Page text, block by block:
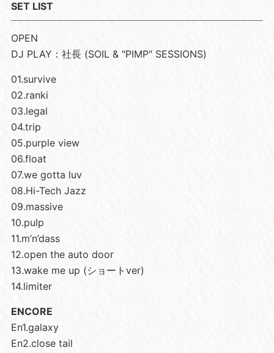
SET LIST
OPEN
DJ PLAY：社長 (SOIL & "PIMP" SESSIONS)
01.survive
02.ranki
03.legal
04.trip
05.purple view
06.float
07.we gotta luv
08.Hi-Tech Jazz
09.massive
10.pulp
11.m’n’dass
12.open the auto door
13.wake me up (ショートver)
14.limiter
ENCORE
En1.galaxy
En2.close tail